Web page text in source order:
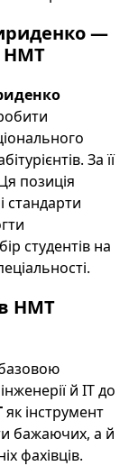
—
НМТ
За її
позиція
стандарти
студентів на
НМТ
й ІТ до
як інструмент
бажаючих, а й
фахівців.